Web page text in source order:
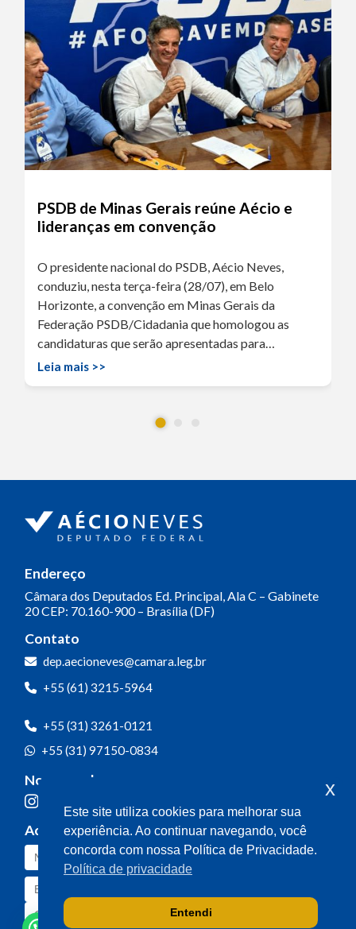
PSDB de Minas Gerais reúne Aécio e
lideranças em convenção
O presidente nacional do PSDB, Aécio Neves,
conduziu, nesta terça-feira (28/07), em Belo
Horizonte, a convenção em Minas Gerais da
Federação PSDB/Cidadania que homologou as
candidaturas que serão apresentadas para…
Leia mais >>
Endereço
Câmara dos Deputados Ed. Principal, Ala C – Gabinete
20CEP: 70.160-900 – Brasília (DF)
Contato
dep.aecioneves@camara.leg.br
+55 (61) 3215-5964
+55 (31) 3261-0121
+55 (31) 97150-0834
Nossas redes
Acompanhe o meu mandato
Este site utiliza cookies para melhorar sua
experiência. Ao continuar navegando, você
concorda com nossa Política de Privacidade.
Política de privacidade
Entendi
x